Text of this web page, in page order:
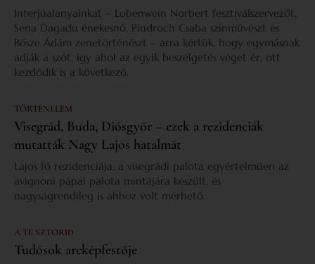
Interjúalanyainkat – Lobenwein Norbert fesztiválszervezőt,
Sena Dagadu énekesnő, Pindroch Csaba színművészt és
Bősze Ádám zenetörténészt – arra kértük, hogy egymásnak
adják a szót, így ahol az egyik beszélgetés véget ér, ott
kezdődik is a következő.
TÖRTÉNELEM
Visegrád, Buda, Diósgyőr – ezek a rezidenciák
mutatták Nagy Lajos hatalmát
Lajos fő rezidenciája, a visegrádi palota egyértelműen az
avignoni pápai palota mintájára készült, és
nagyságrendileg is ahhoz volt mérhető.
A TE SZTORID
Tudósok arcképfestője